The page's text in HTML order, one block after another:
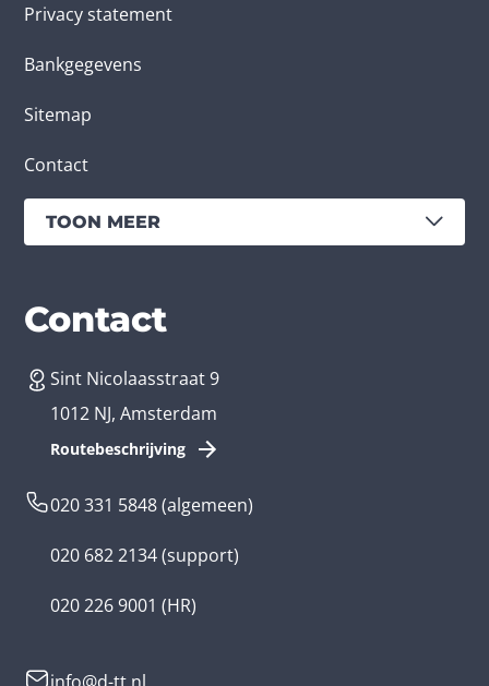
Privacy statement
Bankgegevens
Sitemap
Contact
TOON MEER
Diensten
App laten maken
Branches
Bedrijfsapp
Contact
Sint Nicolaasstraat 9
1012 NJ, Amsterdam
Routebeschrijving
020 331 5848(algemeen)
020 682 2134(support)
020 226 9001 (HR)